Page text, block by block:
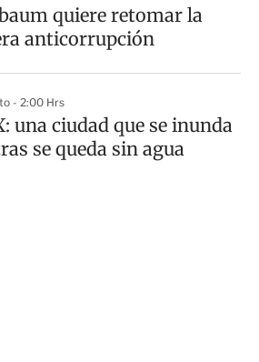
quiere retomar la
anticorrupción
- 2:00 Hrs
una ciudad que se inunda
se queda sin agua